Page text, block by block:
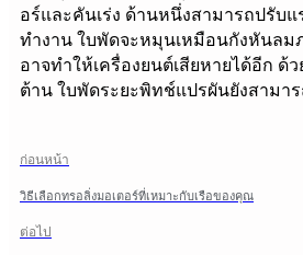
อร์และคันเร่ง ด้านหนึ่งสามารถปรับ
ทำงาน ใบพัดจะหมุนเหมือนกังหันลม
อาจทำให้เครื่องยนต์เสียหายได้อีก
ต้าน ใบพัดระยะพิทช์แปรผันยังสามา
ก่อนหน้า
วิธีเลือกทรอลิ่งมอเตอร์ที่เหมาะกับเรือของคุณ
ต่อไป